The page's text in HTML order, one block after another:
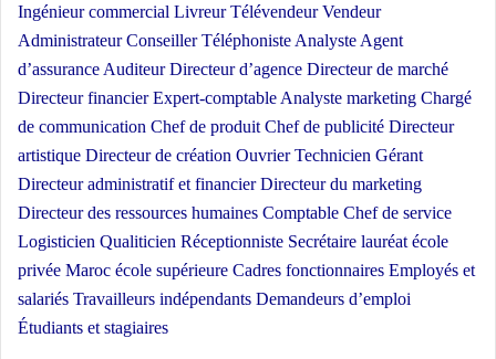
Ingénieur commercial Livreur Télévendeur Vendeur
Administrateur Conseiller Téléphoniste Analyste Agent
d’assurance Auditeur Directeur d’agence Directeur de marché
Directeur financier Expert-comptable Analyste marketing Chargé
de communication Chef de produit Chef de publicité Directeur
artistique Directeur de création Ouvrier Technicien Gérant
Directeur administratif et financier Directeur du marketing
Directeur des ressources humaines Comptable Chef de service
Logisticien Qualiticien Réceptionniste Secrétaire lauréat école
privée Maroc école supérieure Cadres fonctionnaires Employés et
salariés Travailleurs indépendants Demandeurs d’emploi
Étudiants et stagiaires